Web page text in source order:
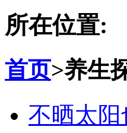
所在位置:
首页>养生
不晒太阳